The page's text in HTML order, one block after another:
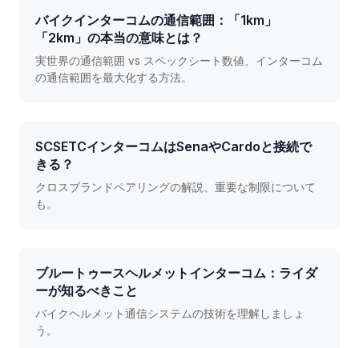
バイクインターコムの通信範囲：「1km」
「2km」の本当の意味とは？
実世界の通信範囲 vs スペックシート数値、インターコム
の通信範囲を最大化する方法。
SCSETCインターコムはSenaやCardoと接続で
きる？
クロスブランドペアリングの解説、重要な制限について
も。
ブルートゥースヘルメットインターコム：ライダ
ーが知るべきこと
バイクヘルメット通信システムの技術を理解しましょ
う。